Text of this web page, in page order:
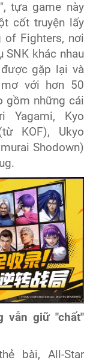
tựa game này
cốt truyện lấy
of Fighters, nơi
SNK khác nhau
gặp lại và
với hơn 50
gồm những cái
Yagami, Kyo
KOF), Ukyo
Shodown)
vẫn giữ "chất"
bài, All-Star